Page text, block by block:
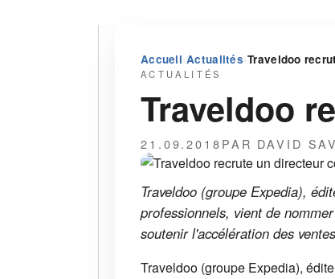
Accueil›Actualités›Traveldoo
ACTUALITÉS
Traveldoo
21.09.2018PAR DAVID
Traveldoo (groupe Expedia),
professionnels, vient de
soutenir l'accélération des
Traveldoo (groupe Expedia),